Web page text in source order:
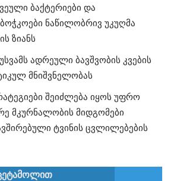
ბაქტერიები და
ნაწილობრივ უკუღმა
ზიანს
ადრეული ბავშვობის კვების
მნიშვნელობას
შეიძლება იყოს უფრო
მკურნალობის მიდგომები
ტვინის ცვლილებების